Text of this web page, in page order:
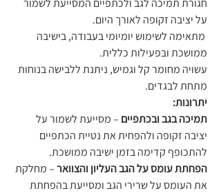
חגורת תמיכה לגב ולכתפיים המסייעת לשמור
על יציבה זקופה לאורך היום.
מתאימה לשימוש יומיומי בעבודה, בישיבה
ממושכת ובפעילות כללית.
עשויה מחומר קל וגמיש, ניתנת ללבישה בנוחות
מתחת לבגדים.
יתרונות:
תמיכה בגב ובכתפיים – מסייעת לשמור על
יציבה זקופה ולהפחית את נטיית הכתפיים
להתכופף קדימה בזמן ישיבה ממושכת.
הפחתת עומס על הגב העליון והצוואר– מחלקת
את העומס על שרירי הגב ומסייעת בהפחתת